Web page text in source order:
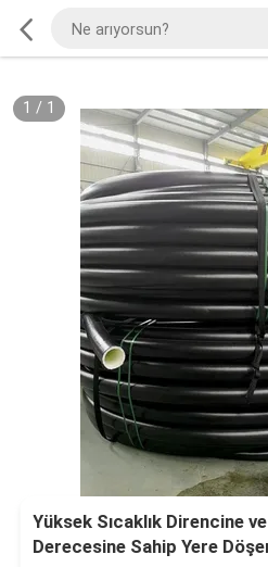
1 / 1
Yüksek Sıcaklık Direncine
Derecesine Sahip Yere